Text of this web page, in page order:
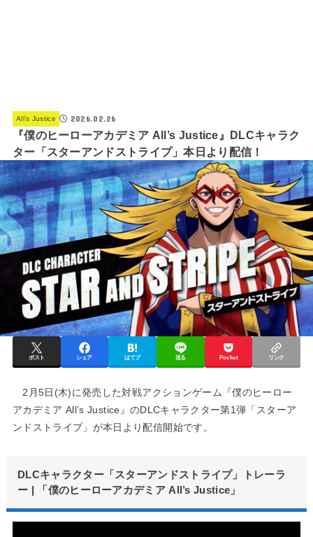
All’s Justice 2026.02.26
『僕のヒーローアカデミア All’s Justice』DLCキャラク
ター「スターアンドストライプ」本日より配信！
ポスト シェア はてブ 送る Pocket リンク
2月5日(木)に発売した対戦アクションゲーム『僕のヒーロー
アカデミア All’s Justice』のDLCキャラクター第1弾「スターア
ンドストライプ」が本日より配信開始です。
DLCキャラクター「スターアンドストライプ」トレーラ
ー | 「僕のヒーローアカデミア All’s Justice」